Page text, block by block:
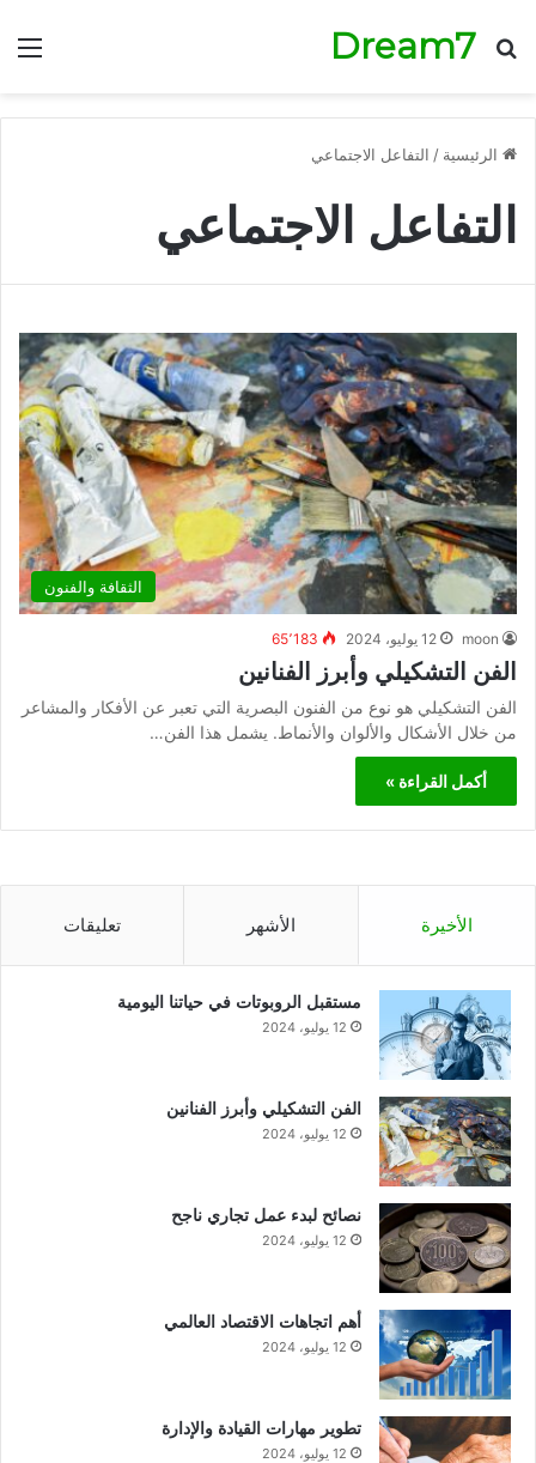
Dream7
بحث عن
الرئيسية / التفاعل الاجتماعي
التفاعل الاجتماعي
الثقافة والفنون
moon 12 يوليو، 2024 65٬183
الفن التشكيلي وأبرز الفنانين
الفن التشكيلي هو نوع من الفنون البصرية التي تعبر عن الأفكار والمشاعر
من خلال الأشكال والألوان والأنماط. يشمل هذا الفن…
أكمل القراءة »
الأخيرة الأشهر تعليقات
مستقبل الروبوتات في حياتنا اليومية
12 يوليو، 2024
الفن التشكيلي وأبرز الفنانين
12 يوليو، 2024
نصائح لبدء عمل تجاري ناجح
12 يوليو، 2024
أهم اتجاهات الاقتصاد العالمي
12 يوليو، 2024
تطوير مهارات القيادة والإدارة
12 يوليو، 2024